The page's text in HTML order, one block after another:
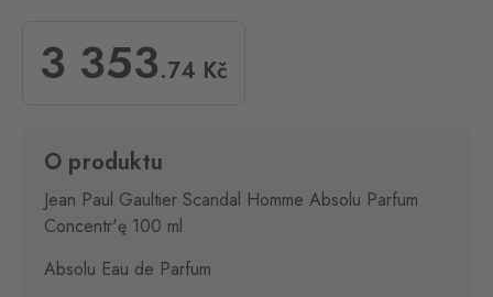
3 353.74 Kč
O produktu
Jean Paul Gaultier Scandal Homme Absolu Parfum
Concentr'ę 100 ml
Absolu Eau de Parfum